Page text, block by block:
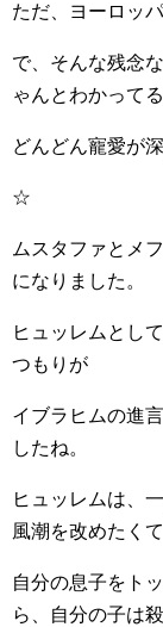
ただ、ヨーロッ
で、そんな残念
ゃんとわかって
どんどん寵愛が
☆
ムスタファとメ
になりました。
ヒュッレムとし
つもりが
イブラヒムの進
したね。
ヒュッレムは、
風潮を改めたくて
自分の息子をト
ら、自分の子は殺